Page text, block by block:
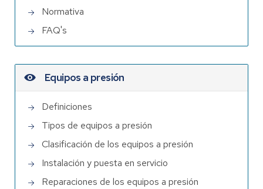
Normativa
FAQ's
Equipos a presión
Definiciones
Tipos de equipos a presión
Clasificación de los equipos a presión
Instalación y puesta en servicio
Reparaciones de los equipos a presión